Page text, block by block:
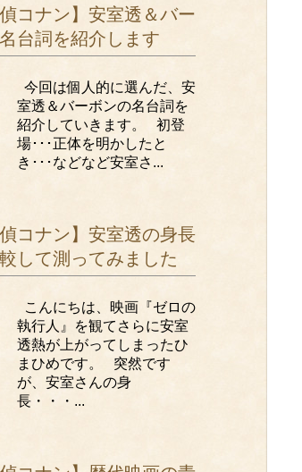
偵コナン】安室透＆バー
台詞を紹介します
今回は個人的に選んだ、安
室透＆バーボンの名台詞を
紹介していきます。 初登
場･･･正体を明かしたと
き･･･などなど安室さ...
偵コナン】安室透の身長
して測ってみました
こんにちは、映画『ゼロの
執行人』を観てさらに安室
透熱が上がってしまったひ
まひめです。 突然です
が、安室さんの身
長・・・...